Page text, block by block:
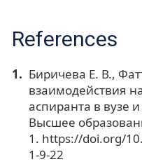
References
Биричева Е. В.,
взаимодействия
аспиранта в вузе
Высшее
1. https://doi.org/
1-9-22